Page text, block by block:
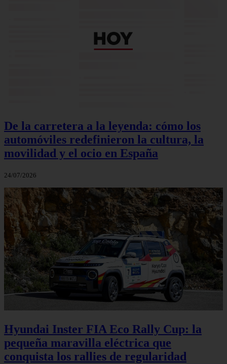
De la carretera a la leyenda: cómo los
automóviles redefinieron la cultura, la
movilidad y el ocio en España
24/07/2026
Hyundai Inster FIA Eco Rally Cup: la
pequeña maravilla eléctrica que
conquista los rallies de regularidad